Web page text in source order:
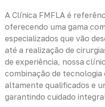
A Clínica FMFLA é
oferecendo uma gama
especializados que vão
até a realização de
de experiência, nossa
combinação de
altamente qualificados e
garantindo cuidado